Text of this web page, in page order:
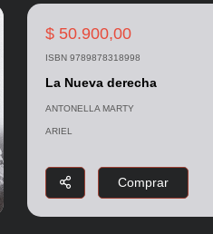
$ 50.900,00
ISBN 9789878318998
La Nueva derecha
ANTONELLA MARTY
ARIEL
Comprar